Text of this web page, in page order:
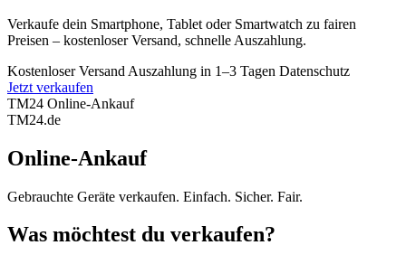
Verkaufe dein Smartphone, Tablet oder Smartwatch zu fairen
Preisen – kostenloser Versand, schnelle Auszahlung.
Kostenloser Versand Auszahlung in 1–3 Tagen Datenschutz
Jetzt verkaufen
TM24 Online-Ankauf
TM24.de
Online-Ankauf
Gebrauchte Geräte verkaufen. Einfach. Sicher. Fair.
Was möchtest du verkaufen?